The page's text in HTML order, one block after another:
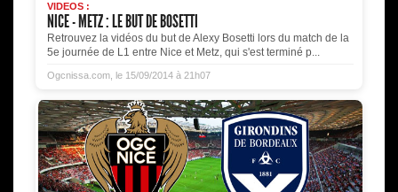
VIDEOS :
NICE - METZ : LE BUT DE BOSETTI
Retrouvez la vidéos du but de Alexy Bosetti lors du match de la
5e journée de L1 entre Nice et Metz, qui s'est terminé p...
Ogcnissa.com, le 15/09/2014 à 21h07